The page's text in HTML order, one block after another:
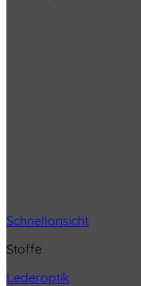
Schnellansicht
Stoffe
Lederoptik